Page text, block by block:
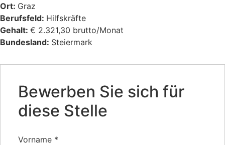
Ort: Graz
Berufsfeld: Hilfskräfte
Gehalt: € 2.321,30 brutto/Monat
Bundesland: Steiermark
Bewerben Sie sich für
diese Stelle
Vorname *